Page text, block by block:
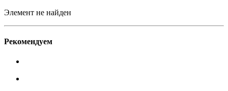
Элемент не найден
Рекомендуем